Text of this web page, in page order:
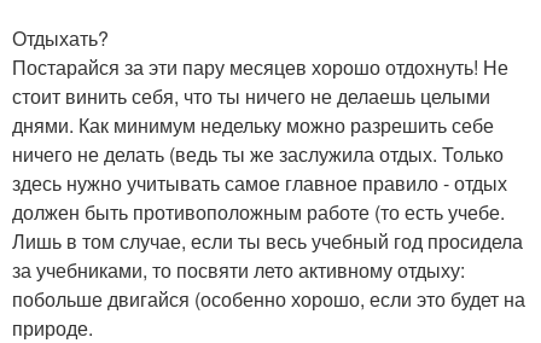
Отдыхать?
Постарайся за эти пару месяцев хорошо отдохнуть! Не
стоит винить себя, что ты ничего не делаешь целыми
днями. Как минимум недельку можно разрешить себе
ничего не делать (ведь ты же заслужила отдых. Только
здесь нужно учитывать самое главное правило - отдых
должен быть противоположным работе (то есть учебе.
Лишь в том случае, если ты весь учебный год просидела
за учебниками, то посвяти лето активному отдыху:
побольше двигайся (особенно хорошо, если это будет на
природе.